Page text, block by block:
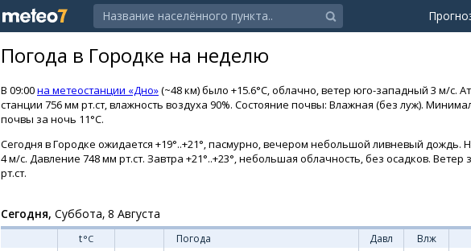
Погода в Городке на неделю
В 09:00на метеостанции «Дно»(~48 км) было +15.6°C, облачно, ветер юго-западный 3 м/с.
станции 756 мм рт.ст, влажность воздуха 90%. Состояние почвы: Влажная (без луж).
почвы за ночь 11°C.
Сегодня в Городке ожидается +19°..+21°, пасмурно, вечером небольшой ливневый дождь.
4 м/с. Давление 748 мм рт.ст. Завтра +21°..+23°, небольшая облачность, без осадков.
рт.ст.
Сегодня, Суббота, 8 Августа
t°C Погода Давл Влж